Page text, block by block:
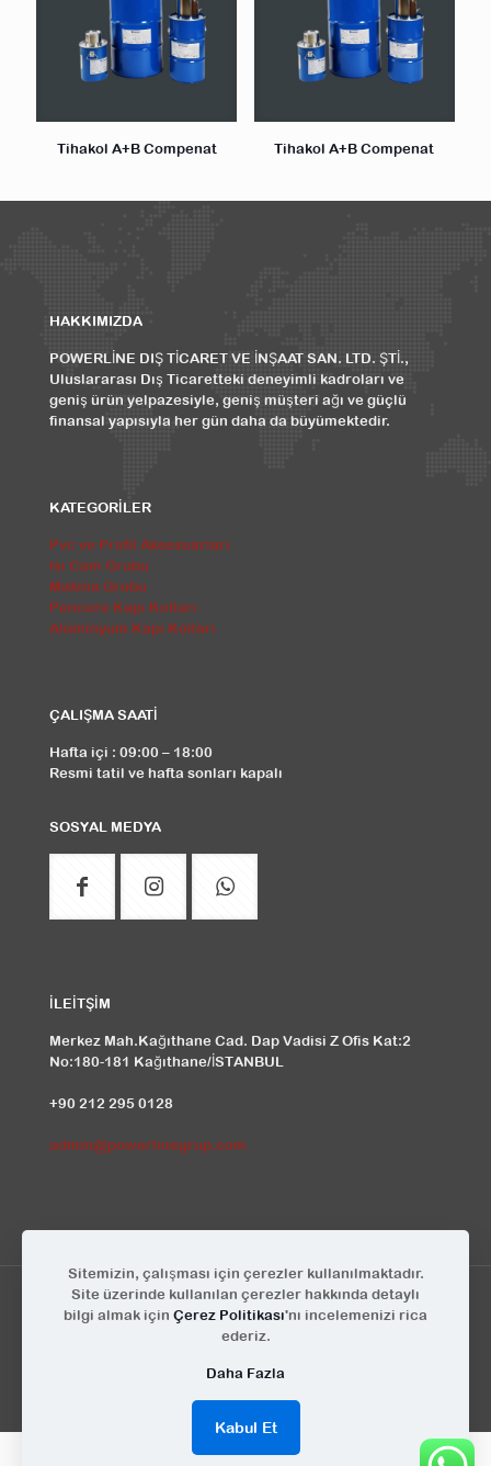
Tihakol A+B Compenat Tihakol A+B Compenat
HAKKIMIZDA
POWERLİNE DIŞ TİCARET VE İNŞAAT SAN. LTD. ŞTİ.,
Uluslararası Dış Ticaretteki deneyimli kadroları ve
geniş ürün yelpazesiyle, geniş müşteri ağı ve güçlü
finansal yapısıyla her gün daha da büyümektedir.
KATEGORİLER
Pvc ve Profil Aksesuarları
Isı Cam Grubu
Makina Grubu
Pencere Kapı Kolları
Alüminyum Kapı Kolları
ÇALIŞMA SAATİ
Hafta içi : 09:00 – 18:00
Resmi tatil ve hafta sonları kapalı
SOSYAL MEDYA
İLEİTŞİM
Merkez Mah.Kağıthane Cad. Dap Vadisi Z Ofis Kat:2
No:180-181 Kağıthane/İSTANBUL
+90 212 295 0128
admin@powerlinegrup.com
Sitemizin, çalışması için çerezler kullanılmaktadır.
Site üzerinde kullanılan çerezler hakkında detaylı
bilgi almak için Çerez Politikası'nı incelemenizi rica
ederiz.
Daha Fazla
Kabul Et
English(İngilizce)